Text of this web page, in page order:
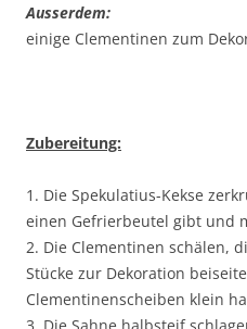
Ausserdem:
einige Clementinen zum
Zubereitung:
1. Die Spekulatius-Kekse
einen Gefrierbeutel gibt und
2. Die Clementinen schälen,
Stücke zur Dekoration
Clementinenscheiben klein